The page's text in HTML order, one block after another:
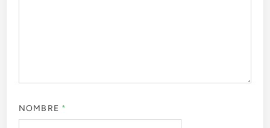
NOMBRE *